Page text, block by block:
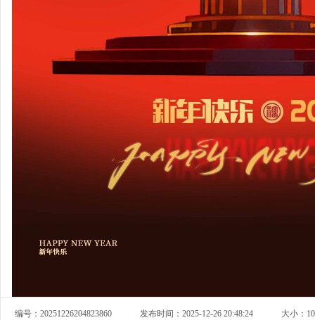
编号： 20251226204823860 发布时间： 2025-12-26 20:48:24 大小：